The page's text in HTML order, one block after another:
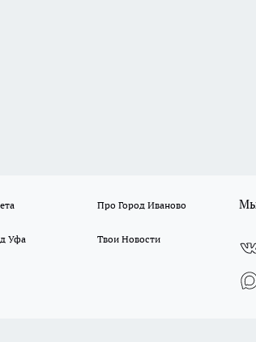
Про Город Иваново
Уфа Твои Новости
Мы